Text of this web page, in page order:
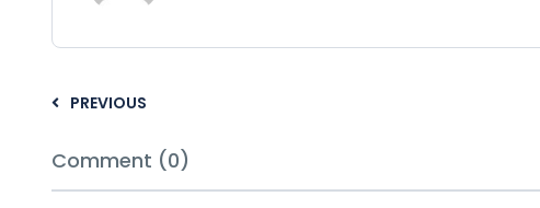
PREVIOUS
Comment (0)